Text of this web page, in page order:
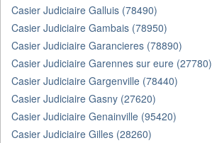
Casier Judiciaire Galluis (78490)
Casier Judiciaire Gambais (78950)
Casier Judiciaire Garancieres (78890)
Casier Judiciaire Garennes sur eure (27780)
Casier Judiciaire Gargenville (78440)
Casier Judiciaire Gasny (27620)
Casier Judiciaire Genainville (95420)
Casier Judiciaire Gilles (28260)